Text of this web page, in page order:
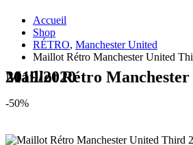
Accueil
Shop
RÉTRO, Manchester United
Maillot Rétro Manchester United
Maillot Rétro Manchester United Third 2019/2020
-50%